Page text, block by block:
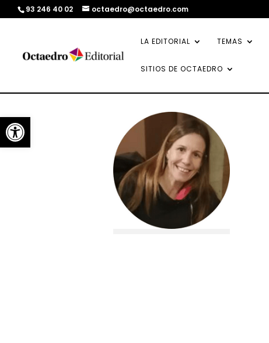
Abrir barra de herramientas
93 246 40 02 octaedro@octaedro.com
LA EDITORIAL TEMAS
SITIOS DE OCTAEDRO